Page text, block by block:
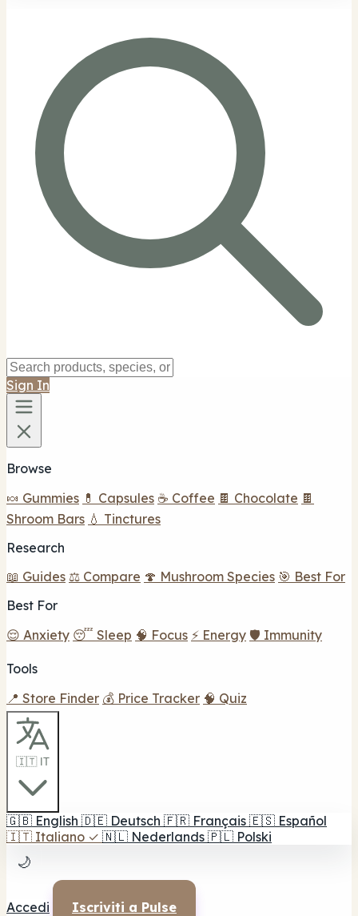
Sign In
Browse
🍬 Gummies 💊 Capsules ☕ Coffee 🍫 Chocolate 🍫
Shroom Bars 💧 Tinctures
Research
📖 Guides ⚖️ Compare 🍄 Mushroom Species 🎯 Best For
Best For
😌 Anxiety 😴 Sleep 🧠 Focus ⚡ Energy 🛡️ Immunity
Tools
📍 Store Finder 💰 Price Tracker 🧠 Quiz
🇮🇹 IT
🇬🇧 English 🇩🇪 Deutsch 🇫🇷 Français 🇪🇸 Español
🇮🇹 Italiano ✓ 🇳🇱 Nederlands 🇵🇱 Polski
🌙
Accedi Iscriviti a Pulse